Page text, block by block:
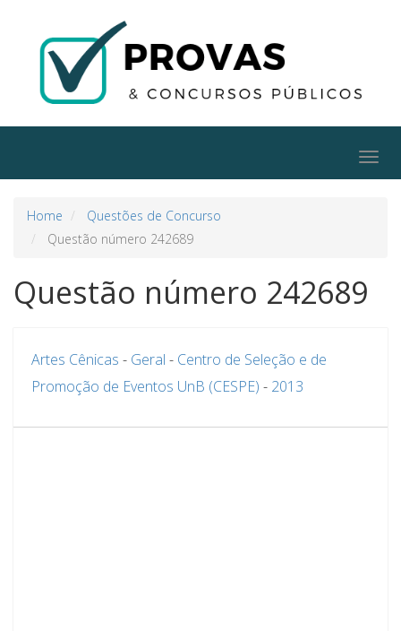
Home
Questões de Concurso
Questão número 242689
Questão número 242689
Artes Cênicas - Geral - Centro de Seleção e de
Promoção de Eventos UnB (CESPE) - 2013